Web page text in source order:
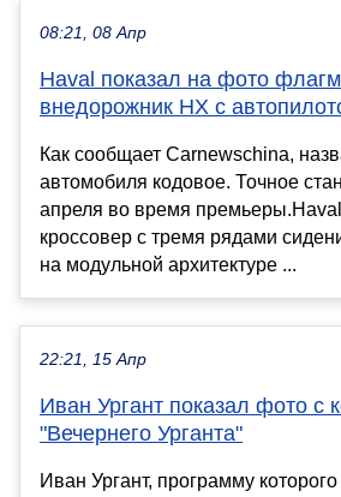
08:21, 08 Апр
Haval показал на фото
внедорожник HX с
Как сообщает Carnewschina,
автомобиля кодовое. Точное
апреля во время
кроссовер с тремя рядами
на модульной архитектуре ...
22:21, 15 Апр
Иван Ургант показал фото с
"Вечернего Урганта"
Иван Ургант, программу